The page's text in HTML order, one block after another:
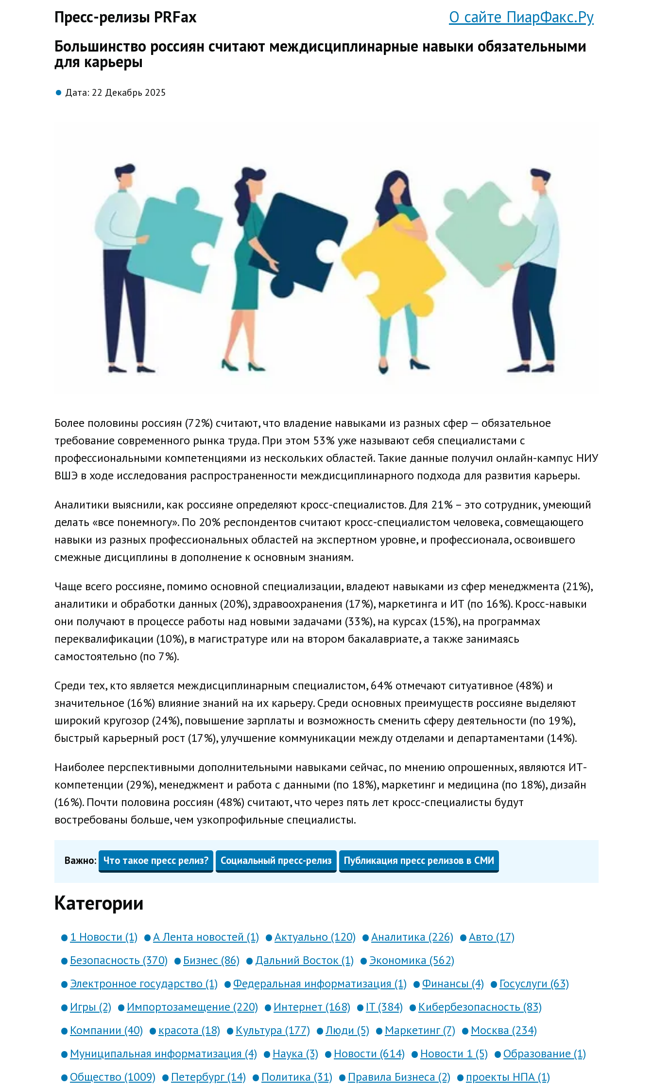
Пресс-релизы PRFax
О сайте ПиарФакс.Ру
Большинство россиян считают междисциплинарные навыки обязательными
для карьеры
Дата: 22 Декабрь 2025
Более половины россиян (72%) считают, что владение навыками из разных сфер — обязательное
требование современного рынка труда. При этом 53% уже называют себя специалистами с
профессиональными компетенциями из нескольких областей. Такие данные получил онлайн-кампус НИУ
ВШЭ в ходе исследования распространенности междисциплинарного подхода для развития карьеры.
Аналитики выяснили, как россияне определяют кросс-специалистов. Для 21% – это сотрудник, умеющий
делать «все понемногу». По 20% респондентов считают кросс-специалистом человека, совмещающего
навыки из разных профессиональных областей на экспертном уровне, и профессионала, освоившего
смежные дисциплины в дополнение к основным знаниям.
Чаще всего россияне, помимо основной специализации, владеют навыками из сфер менеджмента (21%),
аналитики и обработки данных (20%), здравоохранения (17%), маркетинга и ИТ (по 16%). Кросс-навыки
они получают в процессе работы над новыми задачами (33%), на курсах (15%), на программах
переквалификации (10%), в магистратуре или на втором бакалавриате, а также занимаясь
самостоятельно (по 7%).
Среди тех, кто является междисциплинарным специалистом, 64% отмечают ситуативное (48%) и
значительное (16%) влияние знаний на их карьеру. Среди основных преимуществ россияне выделяют
широкий кругозор (24%), повышение зарплаты и возможность сменить сферу деятельности (по 19%),
быстрый карьерный рост (17%), улучшение коммуникации между отделами и департаментами (14%).
Наиболее перспективными дополнительными навыками сейчас, по мнению опрошенных, являются ИТ-
компетенции (29%), менеджмент и работа с данными (по 18%), маркетинг и медицина (по 18%), дизайн
(16%). Почти половина россиян (48%) считают, что через пять лет кросс-специалисты будут
востребованы больше, чем узкопрофильные специалисты.
Важно: Что такое пресс релиз? Социальный пресс-релиз Публикация пресс релизов в СМИ
Категории
1 Новости (1) А Лента новостей (1) Актуально (120) Аналитика (226)
Авто (17)
Безопасность (370)
Бизнес (86) Дальний Восток (1)
Экономика (562)
Электронное государство (1)
Федеральная информатизация (1) Финансы (4)
Госуслуги (63)
Игры (2)
Импортозамещение (220) Интернет (168) IT (384)
Кибербезопасность (83)
Компании (40)
красота (18) Культура (177) Люди (5) Маркетинг (7)
Москва (234)
Муниципальная информатизация (4)
Наука (3) Новости (614) Новости 1 (5)
Образование (1)
Общество (1009)
Петербург (14) Политика (31) Правила Бизнеса (2) проекты НПА (1)